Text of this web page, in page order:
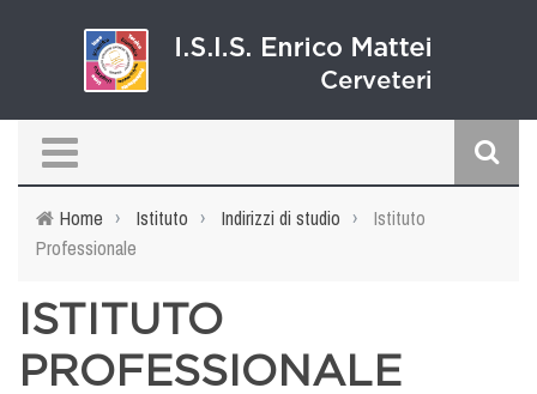
Home › Istituto › Indirizzi di studio ›
Istituto
Professionale
ISTITUTO
PROFESSIONALE